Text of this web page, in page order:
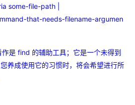
some-file-path |
that-needs-filename-argumen
是 find 的辅助工具；它是一个未得到
养成使用它的习惯时，将会希望进行所